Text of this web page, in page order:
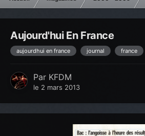
Aujourd'hui En France
aujourdhui en france journal france
Par KFDM
le 2 mars 2013